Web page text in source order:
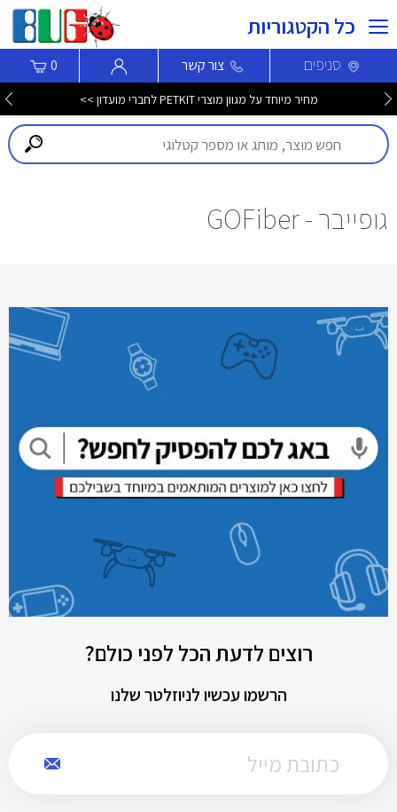
כל הקטגוריות
סניפים צור קשר 0
מחיר מיוחד על מגוון מוצרי PETKIT לחברי מועדון >>
גופייבר - GOFiber
רוצים לדעת הכל לפני כולם?
הרשמו עכשיו לניוזלטר שלנו